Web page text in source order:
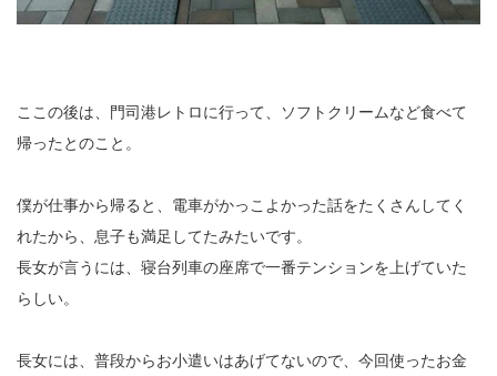
ここの後は、門司港レトロに行って、ソフトクリームなど食べて
帰ったとのこと。
僕が仕事から帰ると、電車がかっこよかった話をたくさんしてく
れたから、息子も満足してたみたいです。
長女が言うには、寝台列車の座席で一番テンションを上げていた
らしい。
長女には、普段からお小遣いはあげてないので、今回使ったお金